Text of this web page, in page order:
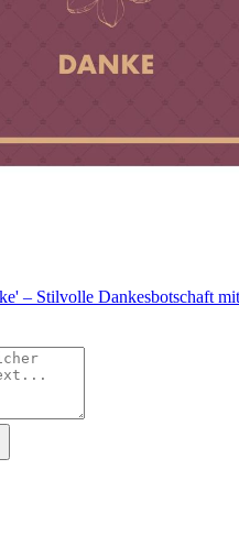
– Stilvolle Dankesbotschaft